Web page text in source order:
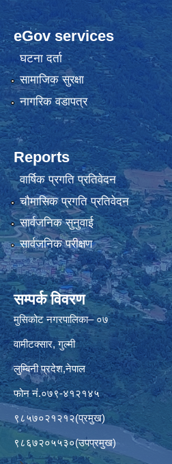
eGov services
घटना दर्ता
सामाजिक सुरक्षा
नागरिक वडापत्र
Reports
वार्षिक प्रगति प्रतिवेदन
चौमासिक प्रगति प्रतिवेदन
सार्वजनिक सुनुवाई
सार्वजनिक परीक्षण
सम्पर्क विवरण
मुसिकोट नगरपालिका– ०७
वामीटक्सार, गुल्मी
लुम्बिनी प्रदेश,नेपाल
फोन नं.०७९-४१२१४५
९८५७०२१२१२(प्रमुख)
९८६७२०५५३०(उपप्रमुख)